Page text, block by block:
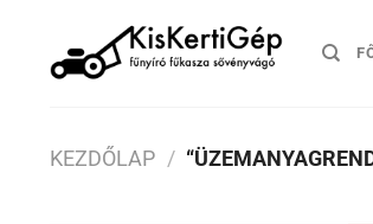
content
KEZDŐLAP /